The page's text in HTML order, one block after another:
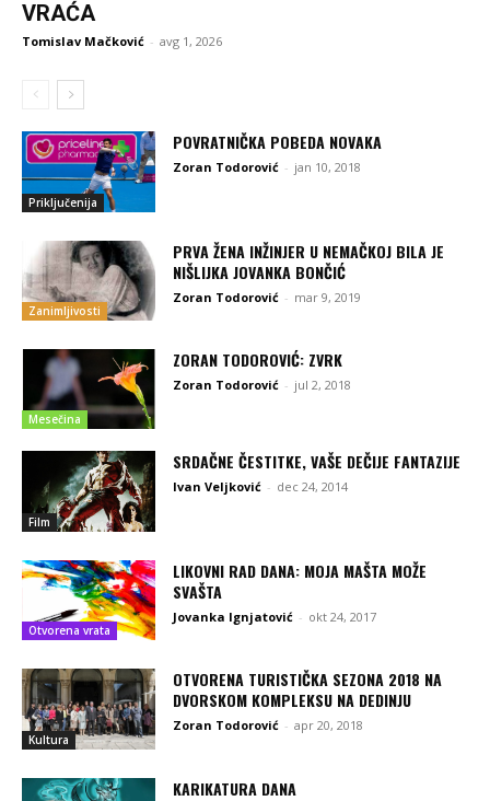
VRAĆA
Tomislav Mačković - avg 1, 2026
Priključenija
POVRATNIČKA POBEDA NOVAKA
Zoran Todorović - jan 10, 2018
Zanimljivosti
PRVA ŽENA INŽINJER U NEMAČKOJ BILA JE
NIŠLIJKA JOVANKA BONČIĆ
Zoran Todorović - mar 9, 2019
Mesečina
ZORAN TODOROVIĆ: ZVRK
Zoran Todorović - jul 2, 2018
Film
SRDAČNE ČESTITKE, VAŠE DEČIJE FANTAZIJE
Ivan Veljković - dec 24, 2014
Otvorena vrata
LIKOVNI RAD DANA: MOJA MAŠTA MOŽE
SVAŠTA
Jovanka Ignjatović - okt 24, 2017
Kultura
OTVORENA TURISTIČKA SEZONA 2018 NA
DVORSKOM KOMPLEKSU NA DEDINJU
Zoran Todorović - apr 20, 2018
KARIKATURA DANA